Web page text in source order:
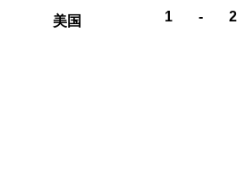
美国 1 - 2